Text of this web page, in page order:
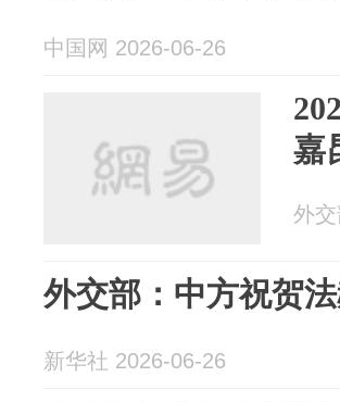
中国网 2026-06-26
嘉
外
外交部：中方祝贺
新华社 2026-06-26